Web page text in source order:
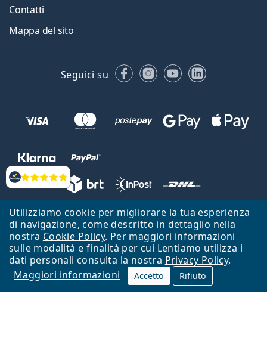
Utilizziamo cookie per migliorare la tua esperienza
di navigazione, come descritto in dettaglio nella
nostra Cookie Policy. Per maggiori informazioni
sulle modalità e finalità per cui Lentiamo utilizza i
dati personali consulta la nostra Privacy Policy.
Maggiori informazioni
Accetto Rifiuto
Valutazione
Contatti
Mappa del sito
Seguici su FacebookInstagram
YouTubeLinkedIn
Lentiamo s.r.o., Vídeňská 12, 37833 Nová Bystřice, Repubblica Ceca.
Partita IVA: CZ26104784
Torna alla Home Page
Vai all'inizio
Il sito Lentiamo.it è proprietà di Lentiamo s.r.o., che ne detiene la
Online - per te - da 18 anni!